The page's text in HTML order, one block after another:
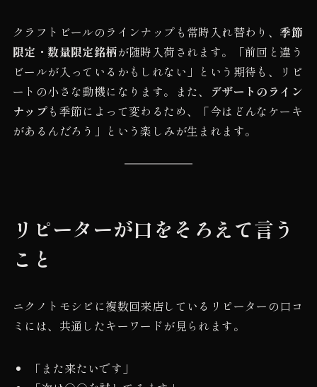
クラフトビールのラインナップも常時入れ替わり、 季節
限定・数量限定銘柄が随時入荷されます。「前回と違う
ビールが入っているかもしれない」という期待も、リピ
ートの小さな動機になります。また、
デザートのライン
ナップも季節によって変わるため、「今はどんなケーキ
があるんだろう」という楽しみが生まれます。
リピーターが口をそろえて言う
こと
ニクノトモシビに複数回来店しているリピーターの口コ
ミには、共通したキーワードが見られます。
「また来たいです」